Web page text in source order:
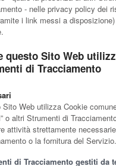
- nelle privacy policy dei
i link messi a
questo Sito Web
di Tracciamento
Sito Web utilizza Cookie
o altri Strumenti di
attività strettamente
o la fornitura del Servizio.
di Tracciamento gestiti da